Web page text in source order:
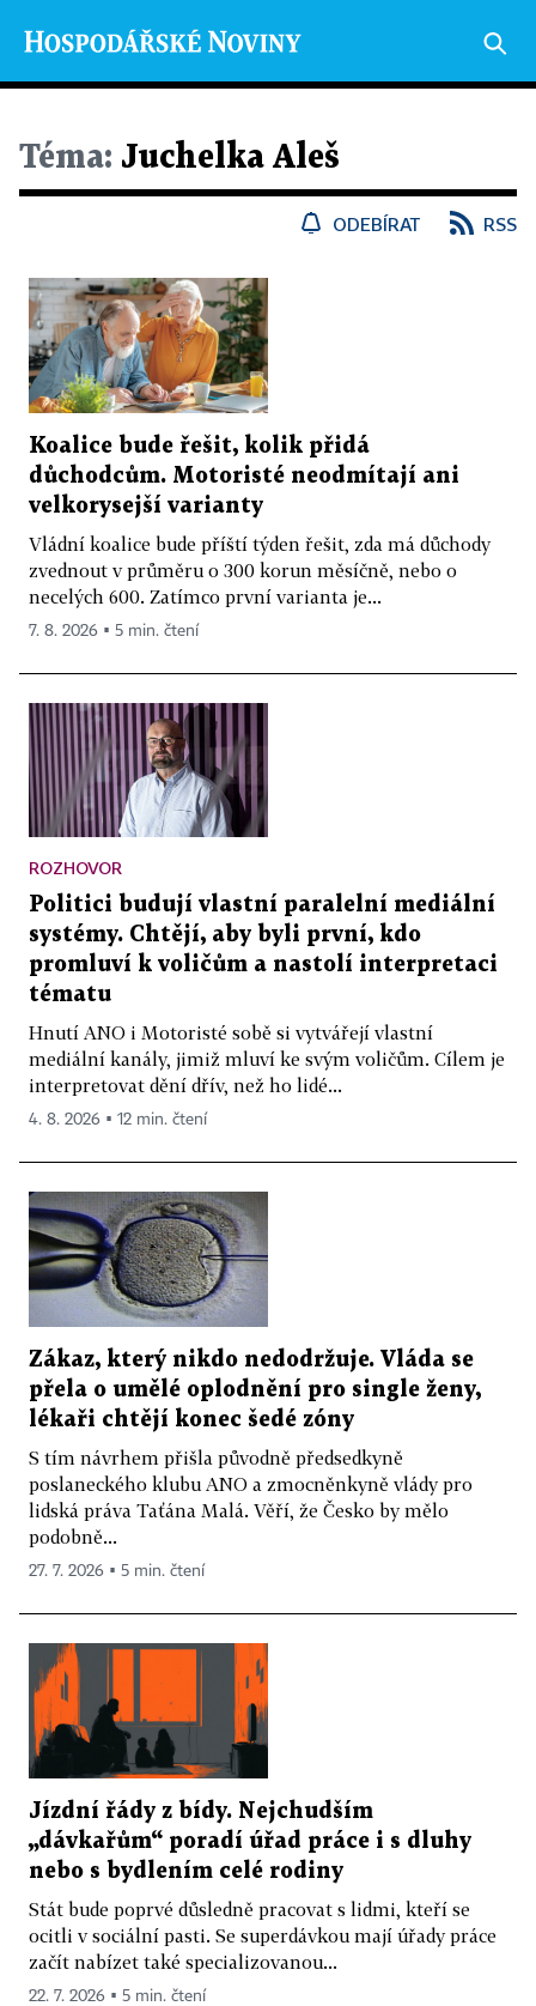
Téma: Juchelka Aleš
ODEBÍRAT RSS
Koalice bude řešit, kolik přidá
důchodcům. Motoristé neodmítají ani
velkorysejší varianty
Vládní koalice bude příští týden řešit, zda má důchody
zvednout v průměru o 300 korun měsíčně, nebo o
necelých 600. Zatímco první varianta je...
7. 8. 2026 ▪ 5 min. čtení
ROZHOVOR
Politici budují vlastní paralelní mediální
systémy. Chtějí, aby byli první, kdo
promluví k voličům a nastolí interpretaci
tématu
Hnutí ANO i Motoristé sobě si vytvářejí vlastní
mediální kanály, jimiž mluví ke svým voličům. Cílem je
interpretovat dění dřív, než ho lidé...
4. 8. 2026 ▪ 12 min. čtení
Zákaz, který nikdo nedodržuje. Vláda se
přela o umělé oplodnění pro single ženy,
lékaři chtějí konec šedé zóny
S tím návrhem přišla původně předsedkyně
poslaneckého klubu ANO a zmocněnkyně vlády pro
lidská práva Taťána Malá. Věří, že Česko by mělo
podobně...
27. 7. 2026 ▪ 5 min. čtení
Jízdní řády z bídy. Nejchudším
„dávkařům“ poradí úřad práce i s dluhy
nebo s bydlením celé rodiny
Stát bude poprvé důsledně pracovat s lidmi, kteří se
ocitli v sociální pasti. Se superdávkou mají úřady práce
začít nabízet také specializovanou...
22. 7. 2026 ▪ 5 min. čtení